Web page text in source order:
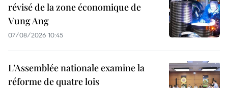
révisé de la zone économique de
Vung Ang
07/08/2026 10:45
L’Assemblée nationale examine la
réforme de quatre lois